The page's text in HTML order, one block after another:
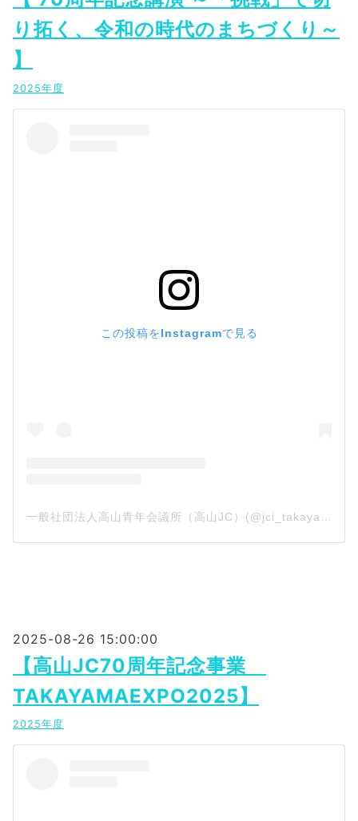
り拓く、令和の時代のまちづくり～
】
2025年度
この投稿をInstagramで見る
2025-08-26 15:00:00
【高山JC70周年記念事業
TAKAYAMAEXPO2025】
2025年度